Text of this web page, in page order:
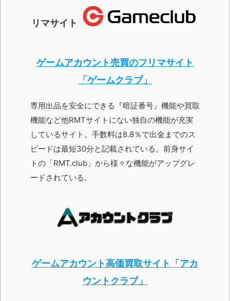
リマサイト
ゲームアカウント売買のフリマサイト
「ゲームクラブ」
専用出品を安全にできる『暗証番号』機能や買取
機能など他RMTサイトにない独自の機能が充実
しているサイト。手数料は8.8％で出金までのス
ピードは最短30分と記載されている。前身サイ
トの「RMT.club」から様々な機能がアップグレ
ードされている。
ゲームアカウント高価買取サイト「アカ
ウントクラブ」